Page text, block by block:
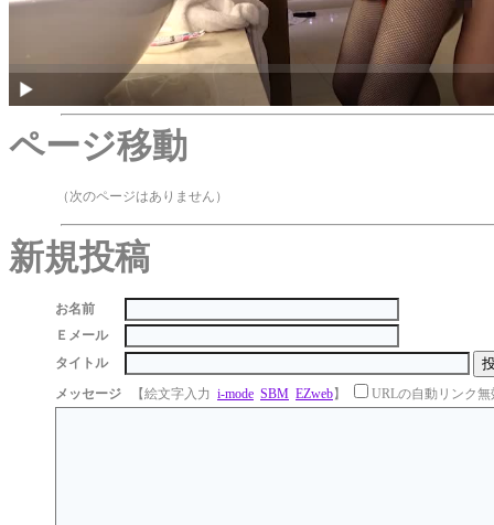
ページ移動
（次のページはありません）
新規投稿
お名前
Ｅメール
タイトル
メッセージ
【絵文字入力 i-mode SBM EZweb】 URLの自動リンク無